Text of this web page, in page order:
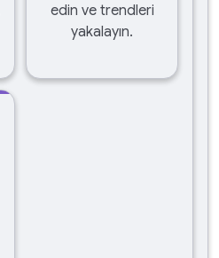
edin ve trendleri
yakalayın.